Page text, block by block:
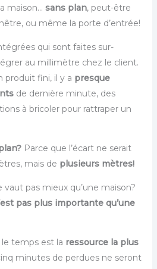
maison… sans plan, peut-être
ou même la porte d’entrée!
qui sont faites sur-
au millimètre chez le client.
produit fini, il y a presque
de dernière minute, des
à bricoler pour rattraper un
Parce que l’écart ne serait
mais de plusieurs mètres!
pas mieux qu’une maison?
pas plus importante qu’une
temps est la ressource la plus
minutes de perdues ne seront